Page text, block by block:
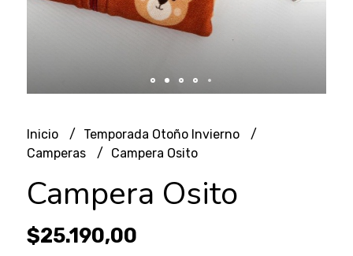
Inicio
Temporada Otoño Invierno
Camperas
Campera Osito
Campera Osito
$25.190,00